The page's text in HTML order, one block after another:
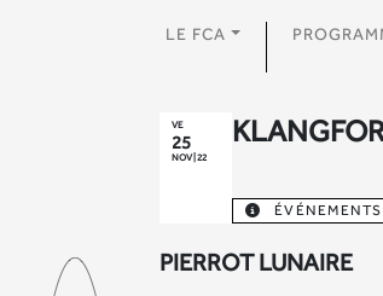
LE FCA
VE
25
NOV | 22
PIERROT LUNAIRE